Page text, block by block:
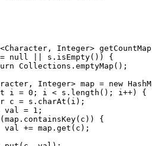
Integer> getCountMap
null
|| s.isEmpty()) {
Collections.emptyMap();
Integer> map =
new
i = 0 ; i < s.length(); i++) {
c = s.charAt(i);
val = 1 ;
(map.containsKey(c)) {
val += map.get(c);